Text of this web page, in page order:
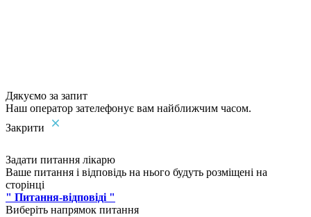
Дякуємо за запит
Наш оператор зателефонує вам найближчим часом.
Закрити
Задати питання лікарю
Ваше питання і відповідь на нього будуть розміщені на
сторінці
" Питання-відповіді "
Виберіть напрямок питання